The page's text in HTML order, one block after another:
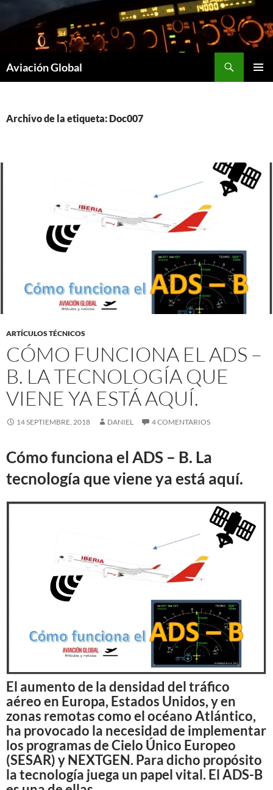
contenido
Aviación Global
Archivo de la etiqueta: Doc007
ARTÍCULOS TÉCNICOS
CÓMO FUNCIONA EL ADS –
B. LA TECNOLOGÍA QUE
VIENE YA ESTÁ AQUÍ.
14 SEPTIEMBRE, 2018 DANIEL 4 COMENTARIOS
Cómo funciona el ADS – B. La
tecnología que viene ya está aquí.
El aumento de la densidad del tráfico
aéreo en Europa, Estados Unidos, y en
zonas remotas como el océano Atlántico,
ha provocado la necesidad de implementar
los programas de Cielo Único Europeo
(SESAR) y NEXTGEN. Para dicho propósito
la tecnología juega un papel vital. El ADS-B